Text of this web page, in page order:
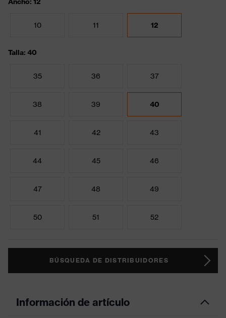
10 11 12
Talla: 40
35 36 37
38 39 40
41 42 43
44 45 46
47 48 49
50 51 52
BÚSQUEDA DE DISTRIBUIDORES
Información de artículo